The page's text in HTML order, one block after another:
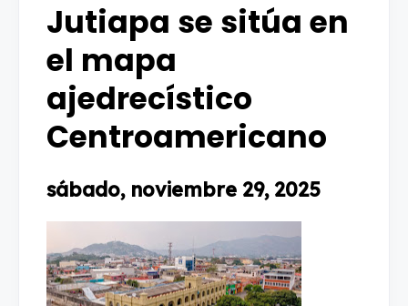
Jutiapa se sitúa en
el mapa
ajedrecístico
Centroamericano
sábado, noviembre 29, 2025